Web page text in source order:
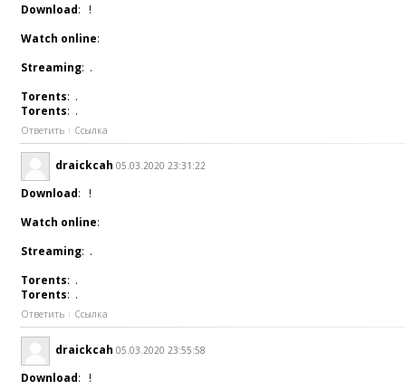
Download: !
Watch online:
Streaming: .
Torents: .
Torents: .
Ответить Ссылка
draickcah 05.03.2020 23:31:22
Download: !
Watch online:
Streaming: .
Torents: .
Torents: .
Ответить Ссылка
draickcah 05.03.2020 23:55:58
Download: !